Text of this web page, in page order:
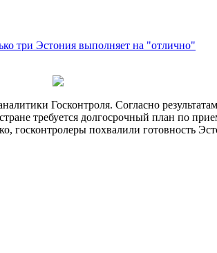
три Эстония выполняет на "отлично"
Госконтроля. Согласно
требуется долгосрочный план по
госконтролеры похвалили готовность